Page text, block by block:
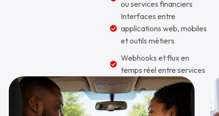
ou services financiers
Interfaces entre
applications web, mobiles
et outils métiers
Webhooks et flux en
temps réel entre services